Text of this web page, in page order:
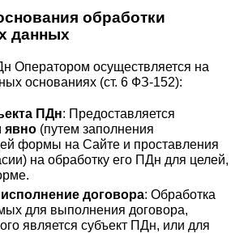
обработки
данных
Оператором осуществляется на
основаниях (ст. 6 ФЗ-152):
ПДн: Предоставляется
явно (путем заполнения
формы на Сайте и проставления
на обработку его ПДн для целей,
договора: Обработка
для выполнения договора,
является субъект ПДн, или для